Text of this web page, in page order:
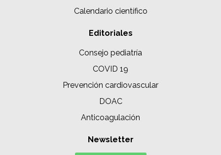
Calendario científico
Editoriales
Consejo pediatría
COVID 19
Prevención cardiovascular
DOAC
Anticoagulación
Newsletter